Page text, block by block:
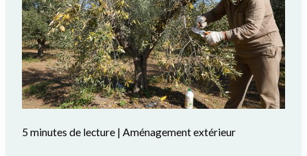
5 minutes de lecture| Aménagement extérieur